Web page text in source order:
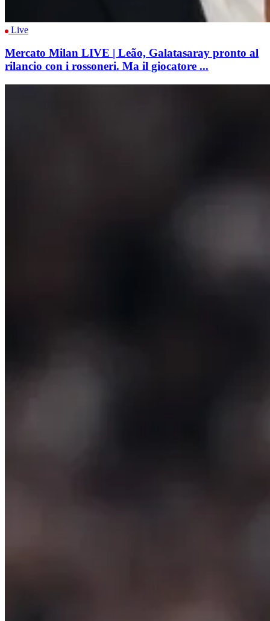
Live
Mercato Milan LIVE | Leão, Galatasaray pronto al
rilancio con i rossoneri. Ma il giocatore ...